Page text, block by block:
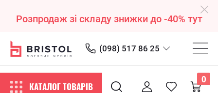
Розпродаж зі складу знижки до -40% тут
(098) 517 86 25
КАТАЛОГ ТОВАРІВ
0